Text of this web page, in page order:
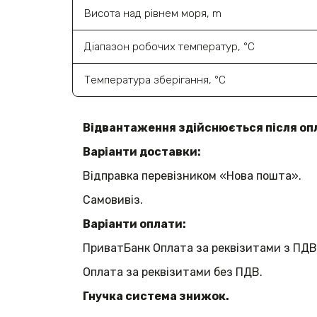
Висота над рівнем моря, m
Діапазон робочих температур, °C
Температура зберігання, °C
Відвантаження здійснюється після
Варіанти доставки:
Відправка перевізником «Нова пошта».
Самовивіз.
Варіанти оплати:
ПриватБанк Оплата за реквізитами з
Оплата за реквізитами без ПДВ.
Гнучка система знижок.